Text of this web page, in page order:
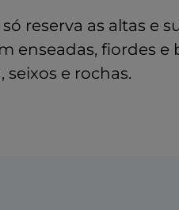
reserva as altas e
enseadas, fiordes e
seixos e rochas.